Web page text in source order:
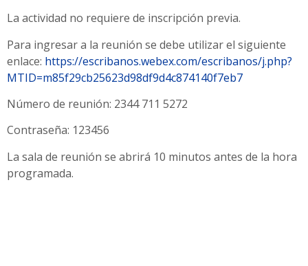
La actividad no requiere de inscripción previa.
Para ingresar a la reunión se debe utilizar el siguiente
enlace: https://escribanos.webex.com/escribanos/j.php?
MTID=m85f29cb25623d98df9d4c874140f7eb7
Número de reunión: 2344 711 5272
Contraseña: 123456
La sala de reunión se abrirá 10 minutos antes de la hora
programada.